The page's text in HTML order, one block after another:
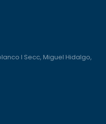
I Secc, Miguel Hidalgo,